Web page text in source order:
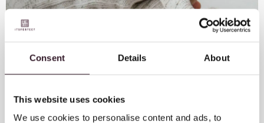
Consent Details About
This website uses cookies
We use cookies to personalise content and ads, to